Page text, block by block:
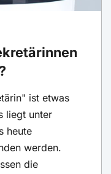
ist etwas
liegt unter
heute
werden.
die